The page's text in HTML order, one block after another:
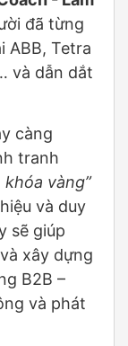
đã từng
ABB, Tetra
và dẫn dắt
càng
tranh
khóa vàng”
và duy
sẽ giúp
xây dựng
B2B –
và phát